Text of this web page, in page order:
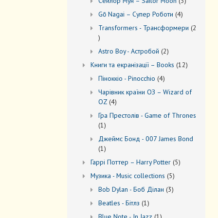
Gō Nagai – Супер Роботи 44
товари
Transformers - Трансформери 2
2
товари
Astro Boy - Астробой 22
товари
Книги та екранізації – Books 1212
Піноккіо - Pinocchio 44
товари
Чарівник країни ОЗ – Wizard of
OZ 44
Гра Престолів - Game of Thrones
11
товар
Джеймс Бонд - 007 James Bond
11
товар
Гаррі Поттер – Harry Potter 55
Музика - Music collections 55
Bob Dylan - Боб Ділан 33
Beatles - Бітлз 11
товар1